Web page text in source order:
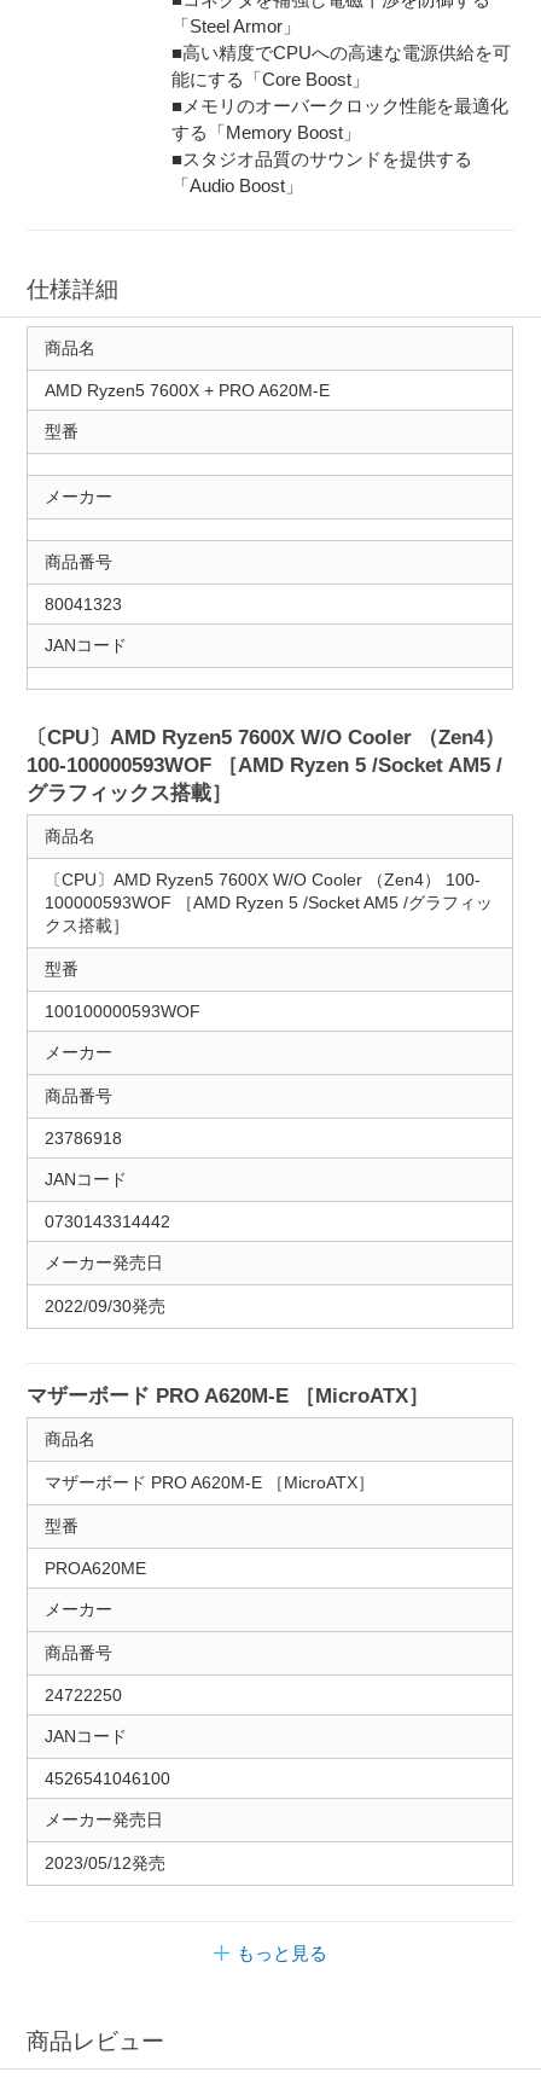
「Steel Armor」
■高い精度でCPUへの高速な電源供給を可
能にする「Core Boost」
■メモリのオーバークロック性能を最適化
する「Memory Boost」
■スタジオ品質のサウンドを提供する
「Audio Boost」
仕様詳細
商品名
AMD Ryzen5 7600X + PRO A620M-E
型番
メーカー
商品番号
80041323
JANコード
〔CPU〕AMD Ryzen5 7600X W/O Cooler （Zen4）
100-100000593WOF ［AMD Ryzen 5 /Socket AM5 /
グラフィックス搭載］
商品名
〔CPU〕AMD Ryzen5 7600X W/O Cooler （Zen4） 100-
100000593WOF ［AMD Ryzen 5 /Socket AM5 /グラフィッ
クス搭載］
型番
100100000593WOF
メーカー
商品番号
23786918
JANコード
0730143314442
メーカー発売日
2022/09/30発売
マザーボード PRO A620M-E ［MicroATX］
商品名
マザーボード PRO A620M-E ［MicroATX］
型番
PROA620ME
メーカー
商品番号
24722250
JANコード
4526541046100
メーカー発売日
2023/05/12発売
もっと見る
商品レビュー